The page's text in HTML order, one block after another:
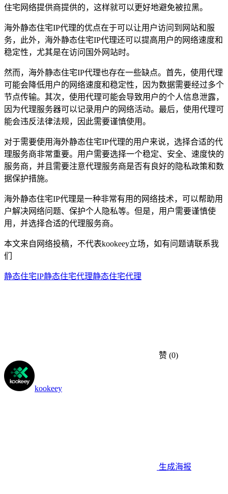
住宅网络提供商提供的，这样就可以更好地避免被拉黑。
海外静态住宅IP代理的优点在于可以让用户访问到网站和服
务，此外，海外静态住宅IP代理还可以提高用户的网络速度和
稳定性，尤其是在访问国外网站时。
然而，海外静态住宅IP代理也存在一些缺点。首先，使用代理
可能会降低用户的网络速度和稳定性，因为数据需要经过多个
节点传输。其次，使用代理可能会导致用户的个人信息泄露，
因为代理服务器可以记录用户的网络活动。最后，使用代理可
能会违反法律法规，因此需要谨慎使用。
对于需要使用海外静态住宅IP代理的用户来说，选择合适的代
理服务商非常重要。用户需要选择一个稳定、安全、速度快的
服务商，并且需要注意代理服务商是否有良好的隐私政策和数
据保护措施。
海外静态住宅IP代理是一种非常有用的网络技术，可以帮助用
户解决网络问题、保护个人隐私等。但是，用户需要谨慎使
用，并选择合适的代理服务商。
本文来自网络投稿，不代表kookeey立场，如有问题请联系我
们
静态住宅IP静态住宅代理静态住宅代理
赞 (0)
kookeey
生成海报